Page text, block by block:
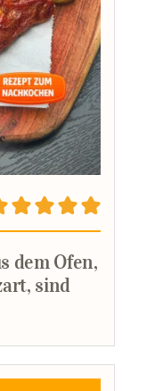
dem Ofen,
sind